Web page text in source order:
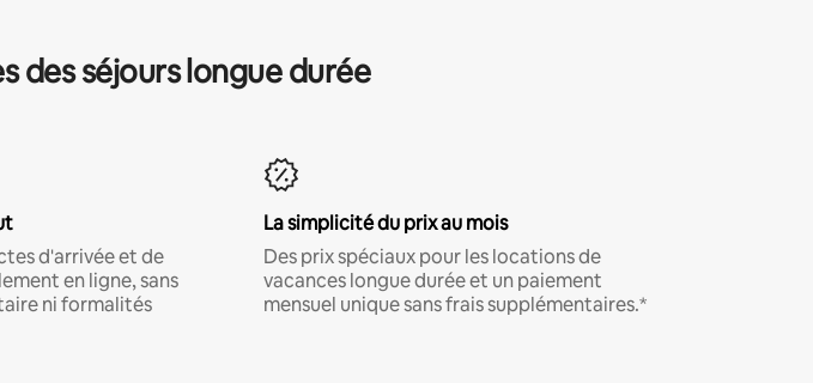
des séjours longue durée
d'arrivée et de
en ligne, sans
ni formalités
La simplicité du prix au mois
Des prix spéciaux pour les locations de
vacances longue durée et un paiement
mensuel unique sans frais supplémentaires.*